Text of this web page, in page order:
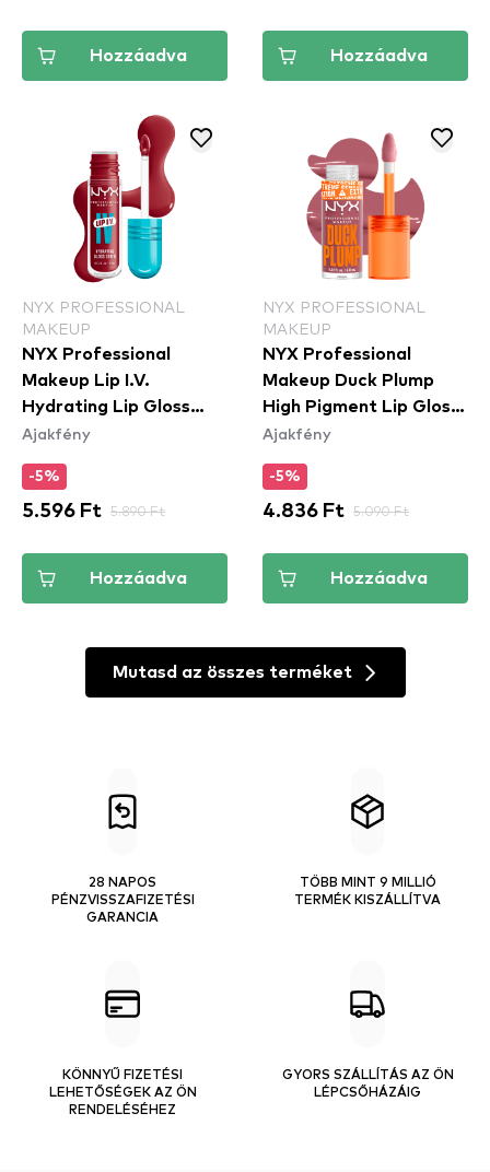
Hozzáadva Hozzáadva
NYX PROFESSIONAL
MAKEUP
NYX Professional
Makeup Lip I.V.
Hydrating Lip Gloss
Stain - 10 Berry Thirsty
Ajakfény
-5%
5.596 Ft 5.890 Ft
Hozzáadva
NYX PROFESSIONAL
MAKEUP
NYX Professional
Makeup Duck Plump
High Pigment Lip Gloss
- Lilac On Lock
Ajakfény
-5%
4.836 Ft 5.090 Ft
Hozzáadva
Mutasd az összes terméket
28 NAPOS
PÉNZVISSZAFIZETÉSI
GARANCIA
TÖBB MINT 9 MILLIÓ
TERMÉK KISZÁLLÍTVA
KÖNNYŰ FIZETÉSI
LEHETŐSÉGEK AZ ÖN
RENDELÉSÉHEZ
GYORS SZÁLLÍTÁS AZ ÖN
LÉPCSŐHÁZÁIG